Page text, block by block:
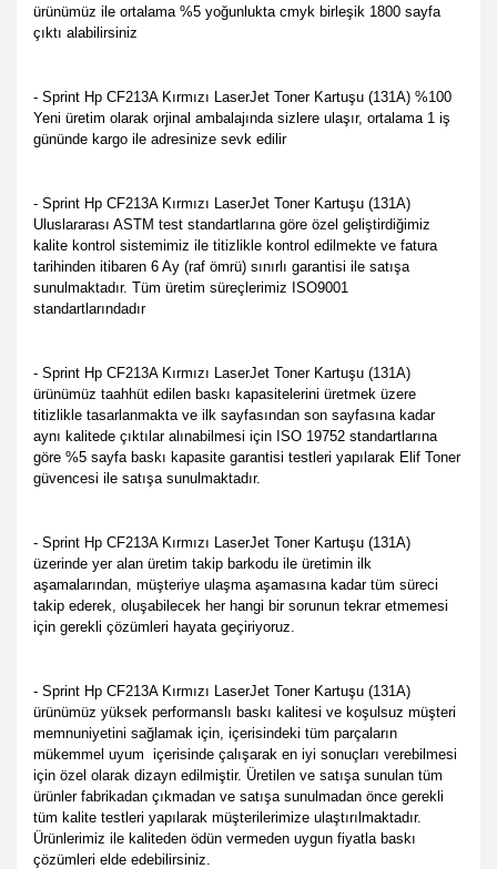
ürünümüz ile ortalama %5 yoğunlukta cmyk birleşik 1800 sayfa
çıktı alabilirsiniz
- Sprint Hp CF213A Kırmızı LaserJet Toner Kartuşu (131A) %100
Yeni üretim olarak orjinal ambalajında sizlere ulaşır, ortalama 1 iş
gününde kargo ile adresinize sevk edilir
- Sprint Hp CF213A Kırmızı LaserJet Toner Kartuşu (131A)
Uluslararası ASTM test standartlarına göre özel geliştirdiğimiz
kalite kontrol sistemimiz ile titizlikle kontrol edilmekte ve fatura
tarihinden itibaren 6 Ay (raf ömrü) sınırlı garantisi ile satışa
sunulmaktadır. Tüm üretim süreçlerimiz ISO9001
standartlarındadır
- Sprint Hp CF213A Kırmızı LaserJet Toner Kartuşu (131A)
ürünümüz taahhüt edilen baskı kapasitelerini üretmek üzere
titizlikle tasarlanmakta ve ilk sayfasından son sayfasına kadar
aynı kalitede çıktılar alınabilmesi için ISO 19752 standartlarına
göre %5 sayfa baskı kapasite garantisi testleri yapılarak Elif Toner
güvencesi ile satışa sunulmaktadır.
- Sprint Hp CF213A Kırmızı LaserJet Toner Kartuşu (131A)
üzerinde yer alan üretim takip barkodu ile üretimin ilk
aşamalarından, müşteriye ulaşma aşamasına kadar tüm süreci
takip ederek, oluşabilecek her hangi bir sorunun tekrar etmemesi
için gerekli çözümleri hayata geçiriyoruz.
- Sprint Hp CF213A Kırmızı LaserJet Toner Kartuşu (131A)
ürünümüz yüksek performanslı baskı kalitesi ve koşulsuz müşteri
memnuniyetini sağlamak için, içerisindeki tüm parçaların
mükemmel uyum içerisinde çalışarak en iyi sonuçları verebilmesi
için özel olarak dizayn edilmiştir. Üretilen ve satışa sunulan tüm
ürünler fabrikadan çıkmadan ve satışa sunulmadan önce gerekli
tüm kalite testleri yapılarak müşterilerimize ulaştırılmaktadır.
Ürünlerimiz ile kaliteden ödün vermeden uygun fiyatla baskı
çözümleri elde edebilirsiniz.